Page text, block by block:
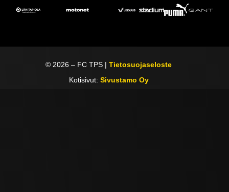
© 2026 – FC TPS |Tietosuojaseloste
Kotisivut: Sivustamo Oy